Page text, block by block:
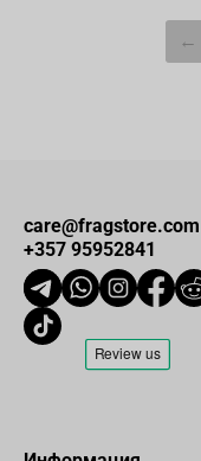
care@fragstore.com
+357 95952841